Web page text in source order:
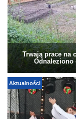
Trwają prace na
Odnaleziono
Aktualności